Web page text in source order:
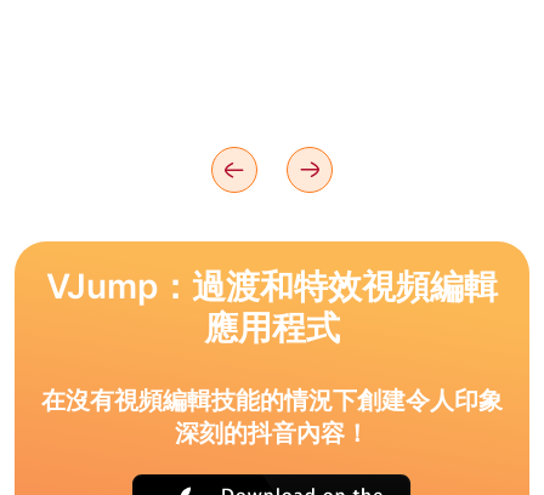
VJump：過渡和特效視頻編輯
應用程式
在沒有視頻編輯技能的情況下創建令人印象
深刻的抖音內容！